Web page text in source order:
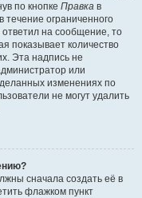
по кнопке Правка в
течение ограниченного
ответил на сообщение, то
показывает количество
Эта надпись не
или
изменениях по
не могут удалить
сначала создать её в
флажком пункт